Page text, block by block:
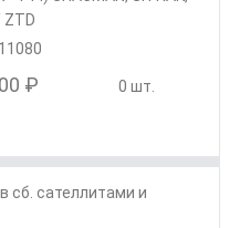
ZTD
₽ 0 шт.
сб. сателлитами и